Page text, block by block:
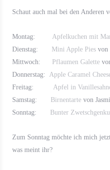
Schaut auch mal bei den Anderen
Montag: Apfelkuchen mit
Dienstag: Mini Apple Pies von
Mittwoch: Pflaumen Galette
Donnerstag: Apple Caramel
Freitag: Apfel in
Samstag: Birnentarte von
Sonntag: Bunter
Zum Sonntag möchte ich mich
was meint ihr?